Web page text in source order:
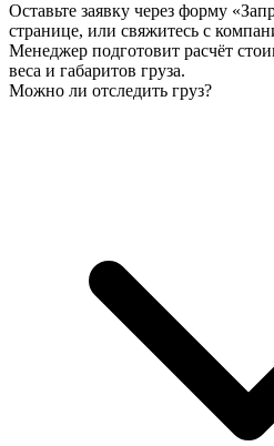
Оставьте заявку через форму
странице, или свяжитесь с
Менеджер подготовит расчёт
веса и габаритов груза.
Можно ли отследить груз?